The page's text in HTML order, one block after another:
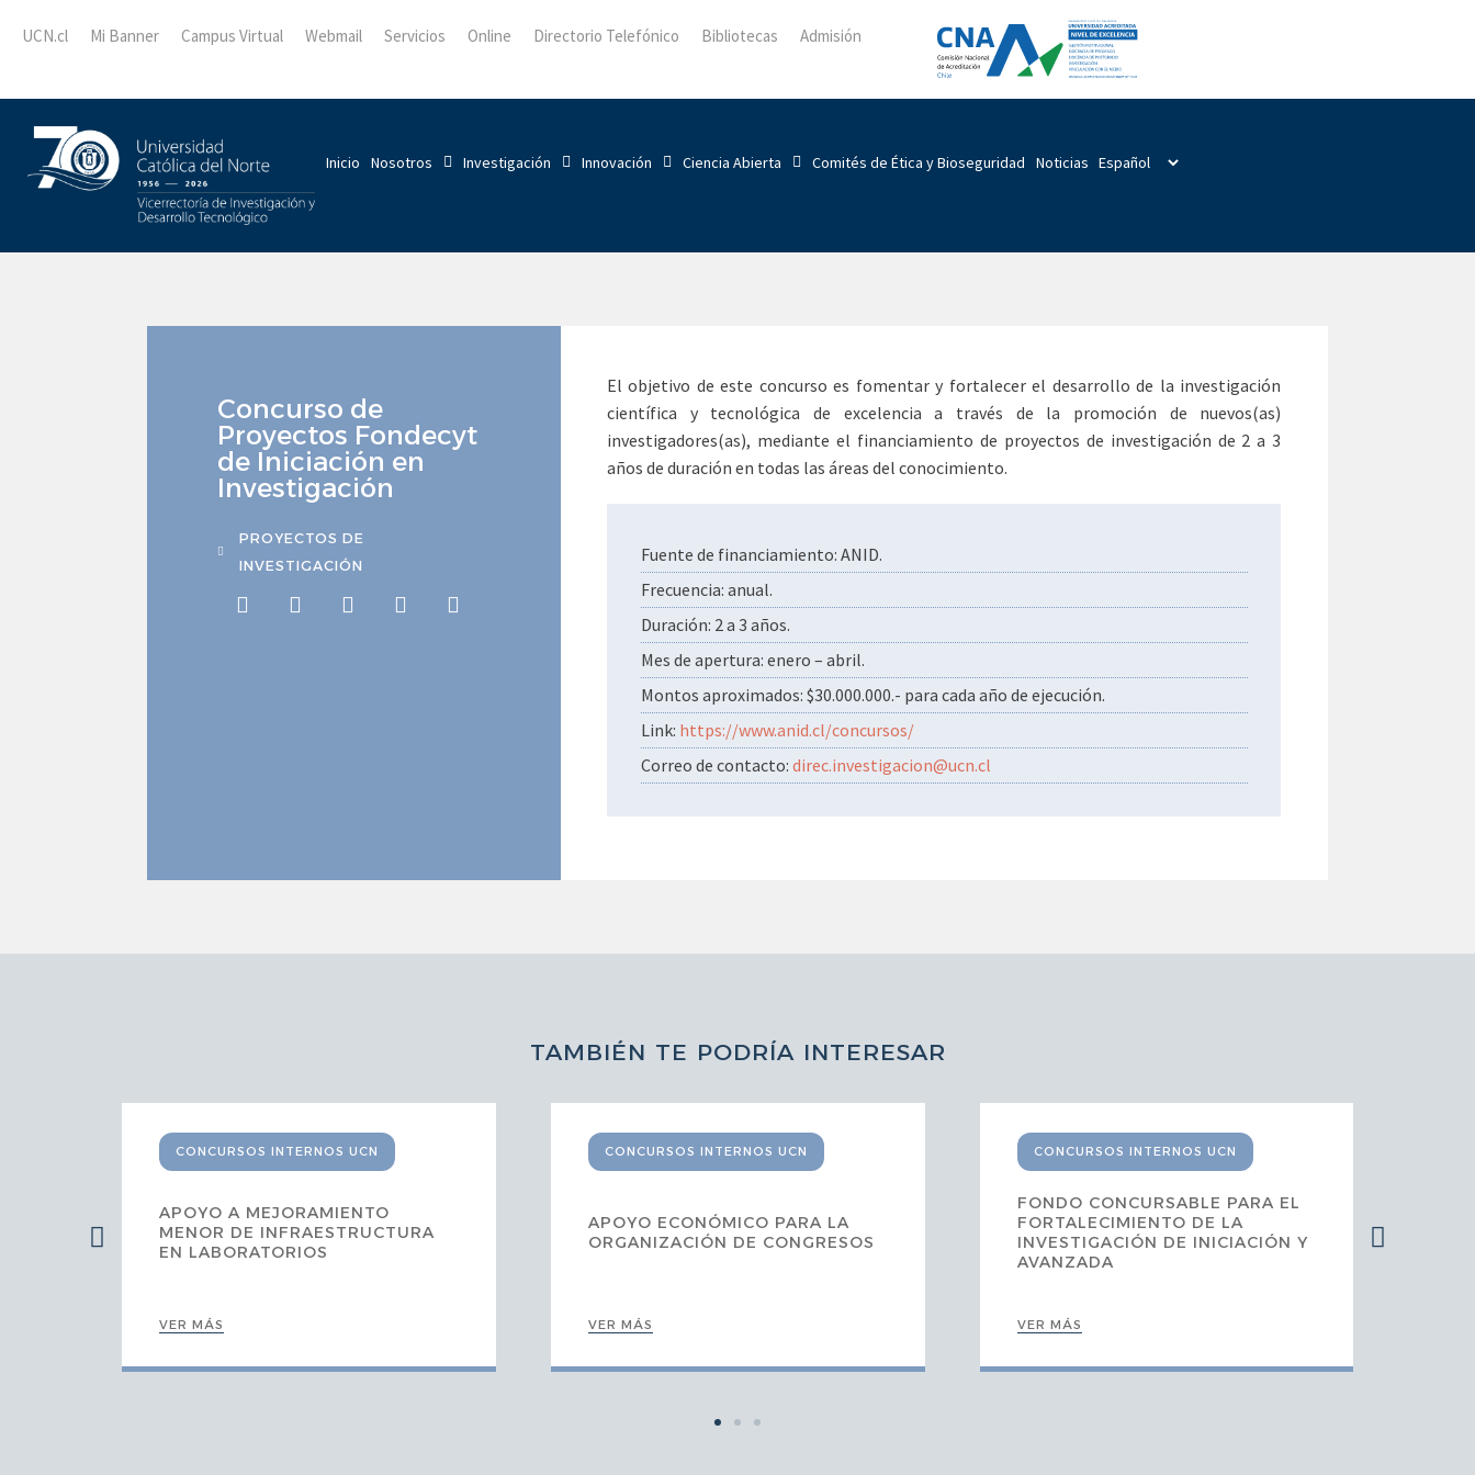
UCN.cl Mi Banner Campus Virtual Webmail Servicios Online Directorio Telefónico Bibliotecas Admisión
Inicio Nosotros Investigación Innovación Ciencia Abierta Comités de Ética y Bioseguridad Noticias
Concurso de
Proyectos Fondecyt
de Iniciación en
Investigación
PROYECTOS DE
INVESTIGACIÓN
El objetivo de este concurso es fomentar y fortalecer el desarrollo de la investigación
científica y tecnológica de excelencia a través de la promoción de nuevos(as)
investigadores(as), mediante el financiamiento de proyectos de investigación de 2 a 3
años de duración en todas las áreas del conocimiento.
Fuente de financiamiento: ANID.
Frecuencia: anual.
Duración: 2 a 3 años.
Mes de apertura: enero – abril.
Montos aproximados: $30.000.000.- para cada año de ejecución.
Link: https://www.anid.cl/concursos/
Correo de contacto: direc.investigacion@ucn.cl
TAMBIÉN TE PODRÍA INTERESAR
CONCURSOS INTERNOS UCN
APOYO A MEJORAMIENTO
MENOR DE INFRAESTRUCTURA
EN LABORATORIOS
VER MÁS
CONCURSOS INTERNOS UCN
APOYO ECONÓMICO PARA LA
ORGANIZACIÓN DE CONGRESOS
VER MÁS
CONCURSOS INTERNOS UCN
FONDO CONCURSABLE PARA EL
FORTALECIMIENTO DE LA
INVESTIGACIÓN DE INICIACIÓN Y
AVANZADA
VER MÁS